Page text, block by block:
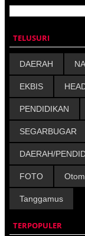
TELUSURI
DAERAH
EKBIS
PENDIDIKAN
SEGARBUGAR
DAERAH/
FOTO
Tanggamus
TERPOPULER